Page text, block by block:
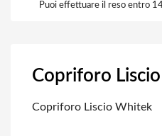
Puoi effettuare il reso entro
Copriforo
Copriforo Liscio Whitek